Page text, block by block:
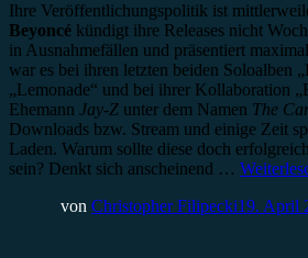
Ihre Veröffentlichungspolitik ist
Beyoncé kündigt ihre Releases nicht
in Ausnahmefällen und präsentiert
war es bei ihren letzten beiden Soloalben
„Lemonade“ und bei ihrer Kollaboration
Ehemann Jay-Z unter dem Namen The
Downloads bzw. Stream und einige Zeit
Laden. Warum sollte diese doch
sein? Denkt sich anscheinend …
von Christopher Filipecki19. April